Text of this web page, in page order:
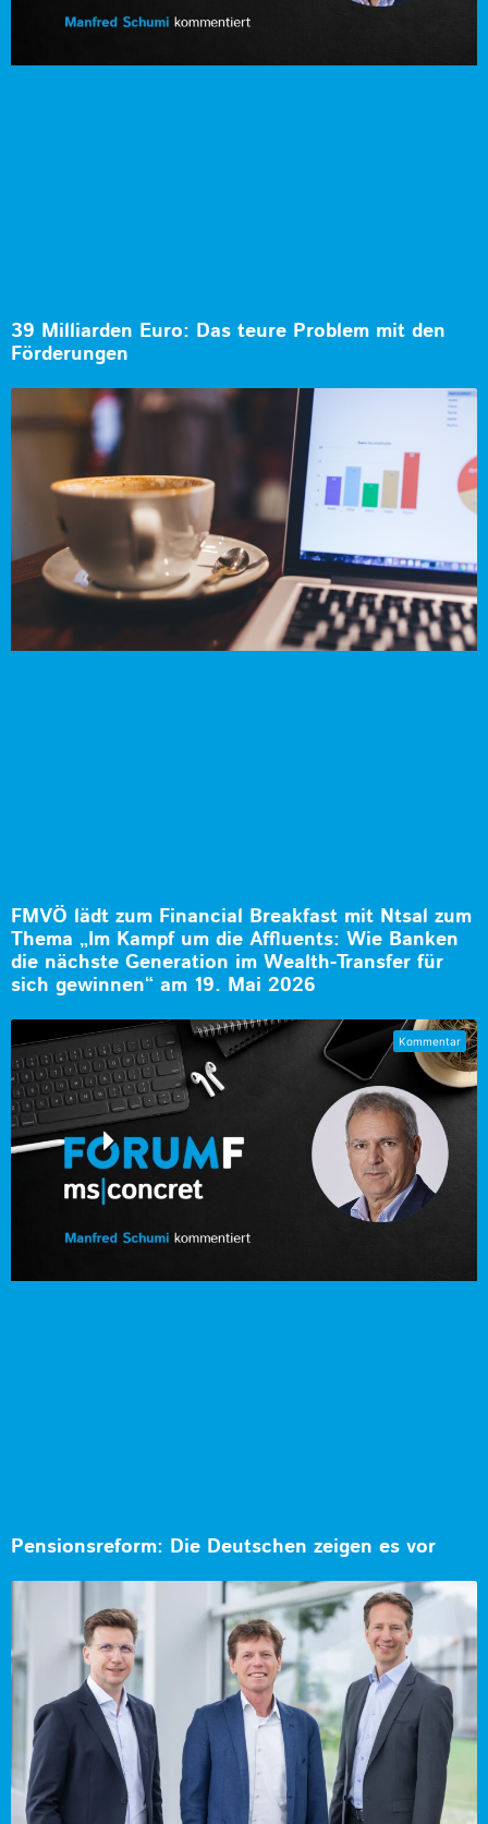
39 Milliarden Euro: Das teure Problem mit den
Förderungen
FMVÖ lädt zum Financial Breakfast mit Ntsal zum
Thema „Im Kampf um die Affluents: Wie Banken
die nächste Generation im Wealth-Transfer für
sich gewinnen“ am 19. Mai 2026
Pensionsreform: Die Deutschen zeigen es vor